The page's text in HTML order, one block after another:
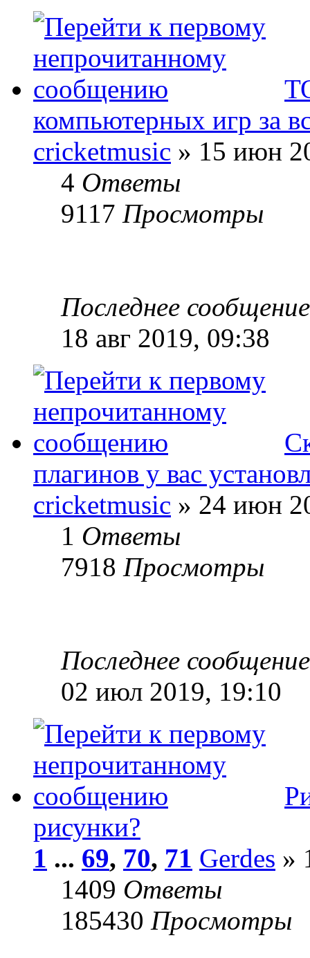
компьютерных игр за
cricketmusic » 15 июн
4 Ответы
9117 Просмотры
Последнее
18 авг 2019, 09:38
плагинов у вас
cricketmusic » 24 июн
1 Ответы
7918 Просмотры
Последнее
02 июл 2019, 19:10
рисунки?
1 ... 69, 70, 71 Gerdes »
1409 Ответы
185430 Просмотры